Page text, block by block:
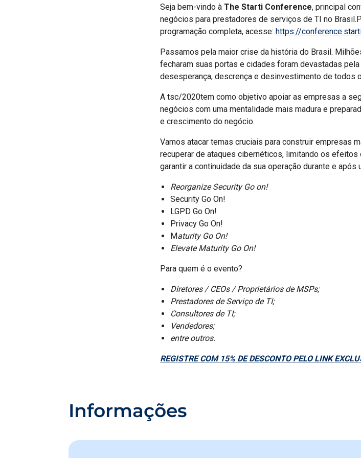
Seja bem-vindo àThe Starti Conference, principal
negócios para prestadores de serviços de TI no
programação completa, acesse: https://
Passamos pela maior crise da história do Brasil.
fecharam suas portas e cidades foram devastadas
desesperança, descrença e desinvestimento de todos
A tsc/2020tem como objetivo apoiar as empresas a
negócios com uma mentalidade mais madura e
e crescimento do negócio.
Vamos atacar temas cruciais para construir empresas
recuperar de ataques cibernéticos, limitando os
garantir a continuidade da sua operação durante e após
Reorganize Security Go on!
Security Go On!
LGPD Go On!
Privacy Go On!
Maturity Go On!
Elevate Maturity Go On!
Para quem é o evento?
Diretores / CEOs / Proprietários de MSPs;
Prestadores de Serviço de TI;
Consultores de TI;
Vendedores;
entre outros.
REGISTRE COM 15% DE DESCONTO PELO LINK
Informações